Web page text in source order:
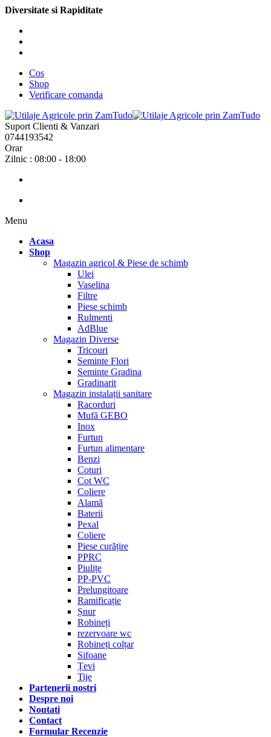
Diversitate si Rapiditate
Cos
Shop
Verificare comanda
Suport Clienti & Vanzari
0744193542
Orar
Zilnic : 08:00 - 18:00
Menu
Acasa
Shop
Magazin agricol & Piese de schimb
Ulei
Vaselina
Filtre
Piese schimb
Rulmenti
AdBlue
Magazin Diverse
Tricouri
Seminte Flori
Seminte Gradina
Gradinarit
Magazin instalații sanitare
Racorduri
Mufă GEBO
Inox
Furtun
Furtun alimentare
Benzi
Coturi
Cot WC
Coliere
Alamă
Baterii
Pexal
Coliere
Piese curățire
PPRC
Piulițe
PP-PVC
Prelungitoare
Ramificație
Șnur
Robineți
rezervoare wc
Robineți colțar
Sifoane
Țevi
Tije
Partenerii nostri
Despre noi
Noutati
Contact
Formular Recenzie